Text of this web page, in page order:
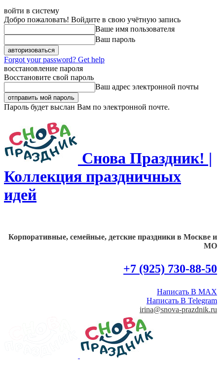
войти в систему
Добро пожаловать! Войдите в свою учётную запись
Ваше имя пользователя
Ваш пароль
Forgot your password? Get help
восстановление пароля
Восстановите свой пароль
Ваш адрес электронной почты
Пароль будет выслан Вам по электронной почте.
Снова Праздник! |
Коллекция праздничных
идей
Корпоративные, семейные, детские праздники в Москве и
МО
+7 (925) 730-88-50
Написать В MAX
Написать В Telegram
irina@snova-prazdnik.ru